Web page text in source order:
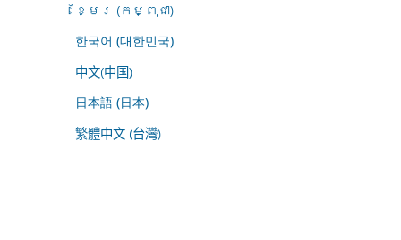
ខ្មែរ (កម្ពុជា)
한국어 (대한민국)
中文(中国)
日本語 (日本)
繁體中文 (台灣)